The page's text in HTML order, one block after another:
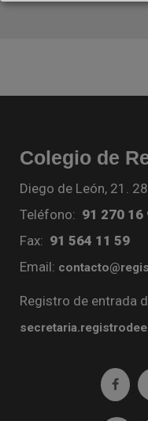
Colegio de
Diego de León, 21.
Teléfono: 91 270 16
Fax: 91 564 11 59
Email:
Registro de entrada
Ir a